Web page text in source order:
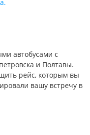
автобусами с
и Полтавы.
рейс, которым вы
вашу встречу в